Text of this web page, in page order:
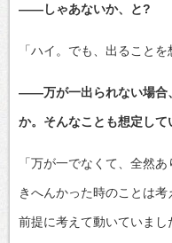
――しゃあないか、と?
「ハイ。でも、出ること
――万が一出られない場合
か。そんなことも想定して
「万が一でなくて、全然
きへんかった時のことは
前提に考えて動いていまし